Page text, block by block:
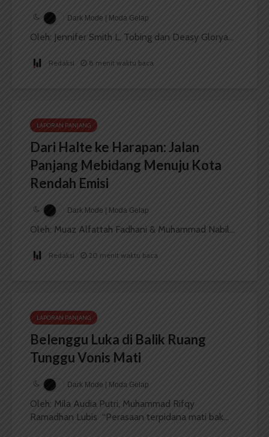
Dark Mode | Moda Gelap
Oleh: Jennifer Smith L. Tobing dan Deasy Glorya...
Redaksi 8 menit waktu baca
LAPORAN PANJANG
Dari Halte ke Harapan: Jalan
Panjang Mebidang Menuju Kota
Rendah Emisi
Dark Mode | Moda Gelap
Oleh: Muaz Alfattah Fadhani & Muhammad Nabil...
Redaksi 20 menit waktu baca
LAPORAN PANJANG
Belenggu Luka di Balik Ruang
Tunggu Vonis Mati
Dark Mode | Moda Gelap
Oleh: Mila Audia Putri, Muhammad Rifqy
Ramadhan Lubis “Perasaan terpidana mati bak...